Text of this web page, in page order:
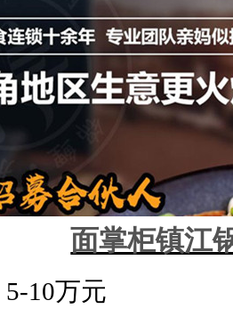
面掌柜镇江
5-10万元